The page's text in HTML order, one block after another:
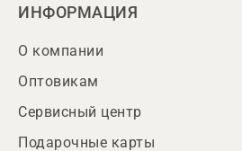
ИНФОРМАЦИЯ
О компании
Оптовикам
Сервисный центр
Подарочные карты